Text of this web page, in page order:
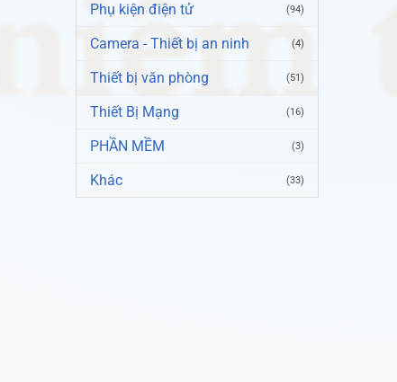
Phụ kiện điện tử (94)
Camera - Thiết bị an ninh (4)
Thiết bị văn phòng (51)
Thiết Bị Mạng (16)
PHẦN MỀM (3)
Khác (33)